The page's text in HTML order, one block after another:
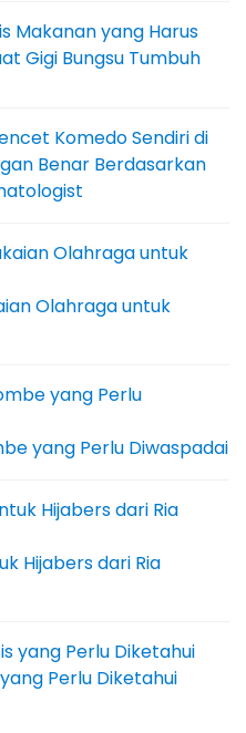
Makanan yang Harus
Gigi Bungsu Tumbuh
Komedo Sendiri di
Benar Berdasarkan
Olahraga untuk
yang Perlu Diwaspadai
Hijabers dari Ria
Perlu Diketahui